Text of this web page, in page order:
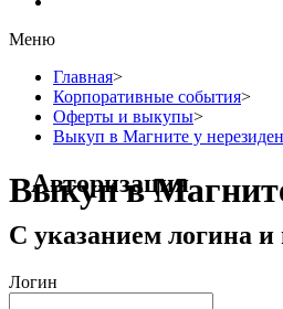
Меню
Главная>
Корпоративные события>
Оферты и выкупы>
Выкуп в Магните у
Выкуп в
Авторизация
С указанием логина и
Логин